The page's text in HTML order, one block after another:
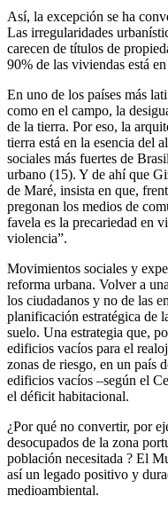
Así, la excepción se ha
Las irregularidades
carecen de títulos de
90% de las viviendas está
En uno de los países más
como en el campo, la
de la tierra. Por eso, la
tierra está en la esencia del
sociales más fuertes de
urbano (15). Y de ahí que
de Maré, insista en que,
pregonan los medios de
favela es la precariedad en
violencia”.
Movimientos sociales y
reforma urbana. Volver a
los ciudadanos y no de las
planificación estratégica de
suelo. Una estrategia que,
edificios vacíos para el
zonas de riesgo, en un país
edificios vacíos –según el
el déficit habitacional.
¿Por qué no convertir, por
desocupados de la zona
población necesitada ? El
así un legado positivo y
medioambiental.